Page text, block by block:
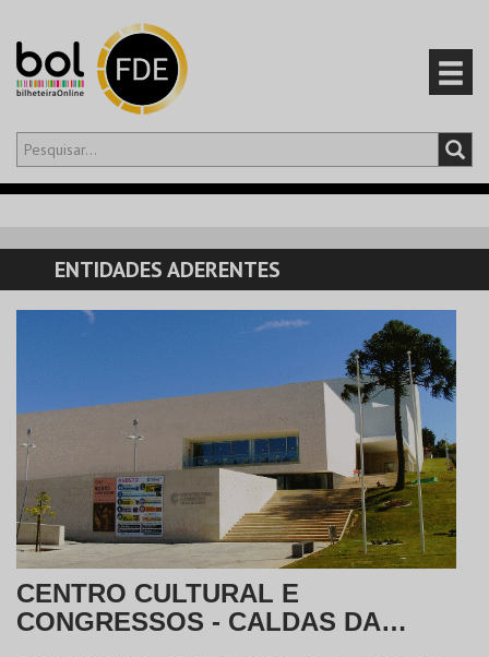
Olá,iniciar sessão
CARRINHO
EVENTOS
CARTÕES
PRODUTOS
ENTIDADES ADERENTES
CENTRO CULTURAL E
CONGRESSOS - CALDAS DA